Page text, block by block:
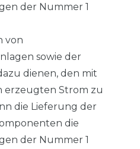
der Nummer 1
von
sowie der
dienen, den mit
erzeugten Strom zu
die Lieferung der
die
der Nummer 1